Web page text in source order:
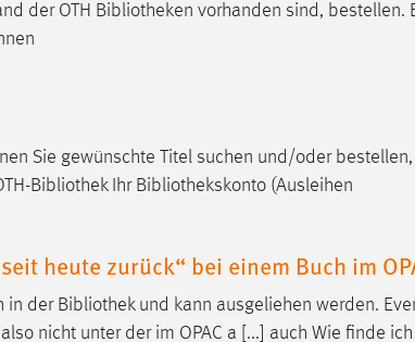
der OTH Bibliotheken vorhanden sind, bestellen.
Sie gewünschte Titel suchen und/oder
BibliothekIhr Bibliothekskonto (Ausleihen
heute zurück“ bei einem Buch im
in der Bibliothekund kann ausgeliehen werden.
nicht unter der im OPAC a [...] auch Wie finde